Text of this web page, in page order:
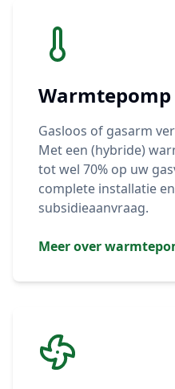
Warmtepomp
Gasloos of gasarm
Met een (hybride)
tot wel 70% op uw
complete installatie
subsidieaanvraag.
Meer over